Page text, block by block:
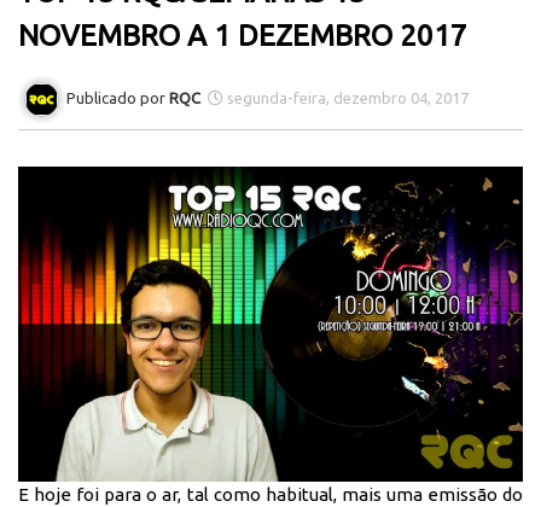
NOVEMBRO A 1 DEZEMBRO 2017
RQC segunda-feira, dezembro 04, 2017
E hoje foi para o ar, tal como habitual, mais uma emissão do